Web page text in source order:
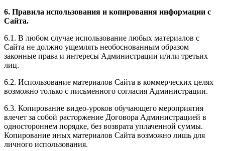
6. Правила использования и копирования информации с
Сайта.
6.1. В любом случае использование любых материалов с
Сайта не должно ущемлять необоснованным образом
законные права и интересы Администрации и/или третьих
лиц.
6.2. Использование материалов Сайта в коммерческих целях
возможно только с письменного согласия Администрации.
6.3. Копирование видео-уроков обучающего мероприятия
влечет за собой расторжение Договора Администрацией в
одностороннем порядке, без возврата уплаченной суммы.
Копирование иных материалов Сайта возможно лишь для
личного использования.